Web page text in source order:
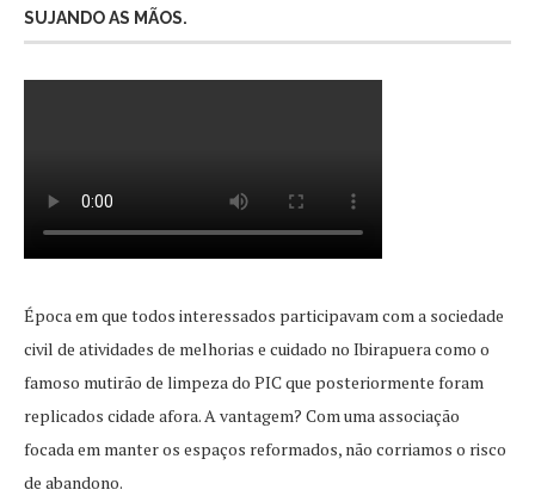
SUJANDO AS MÃOS.
Época em que todos interessados participavam com a sociedade
civil de atividades de melhorias e cuidado no Ibirapuera como o
famoso mutirão de limpeza do PIC que posteriormente foram
replicados cidade afora. A vantagem? Com uma associação
focada em manter os espaços reformados, não corriamos o risco
de abandono.